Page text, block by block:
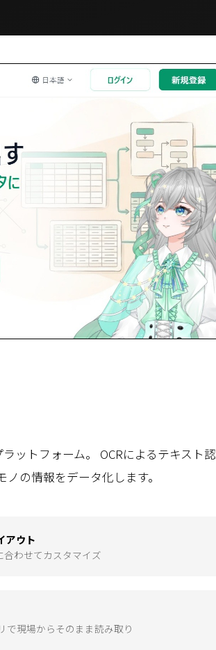
ットフォーム。 OCRによるテキスト認
の情報をデータ化します。
アウト
わせてカスタマイズ
で現場からそのまま読み取り